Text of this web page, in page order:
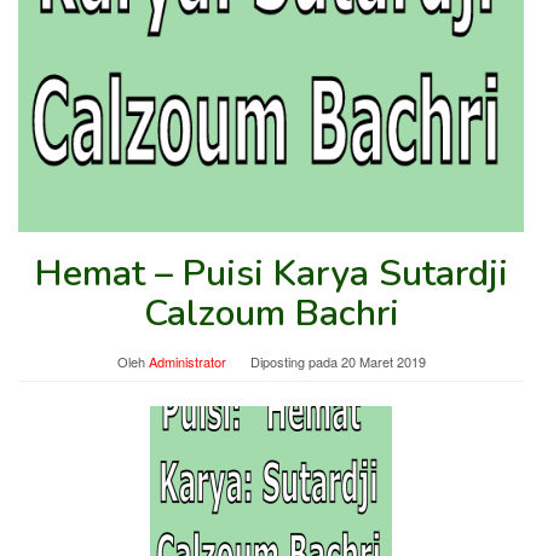
Hemat – Puisi Karya Sutardji
Calzoum Bachri
OlehAdministrator Diposting pada20 Maret 2019